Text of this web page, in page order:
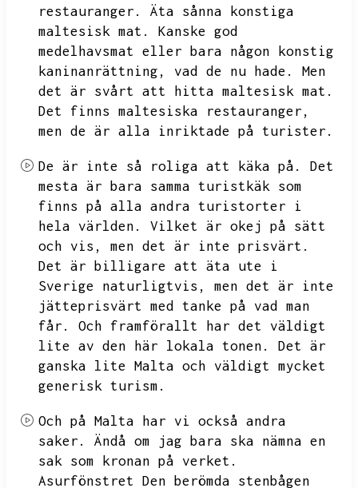
restauranger.
Äta sånna konstiga
maltesisk mat.
Kanske god
medelhavsmat eller bara någon konstig
kaninanrättning,
vad de nu hade.
Men
det är svårt att hitta maltesisk mat.
Det finns maltesiska restauranger,
men de är alla inriktade på turister.
De är inte så roliga att käka på.
Det
mesta är bara samma turistkäk som
finns på alla andra turistorter i
hela världen.
Vilket är okej på sätt
och vis,
men det är inte prisvärt.
Det är billigare att äta ute i
Sverige naturligtvis,
men det är inte
jätteprisvärt med tanke på vad man
får.
Och framförallt har det väldigt
lite av den här lokala tonen.
Det är
ganska lite Malta och väldigt mycket
generisk turism.
Och på Malta har vi också andra
saker.
Ändå om jag bara ska nämna en
sak som kronan på verket.
Asurfönstret Den berömda stenbågen